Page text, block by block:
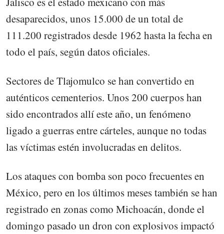
desaparecidos, unos 15.000 de un total de
111.200 registrados desde 1962 hasta la fecha en
todo el país, según datos oficiales.
Sectores de Tlajomulco se han convertido en
auténticos cementerios. Unos 200 cuerpos han
sido encontrados allí este año, un fenómeno
ligado a guerras entre cárteles, aunque no todas
las víctimas estén involucradas en delitos.
Los ataques con bomba son poco frecuentes en
México, pero en los últimos meses también se han
registrado en zonas como Michoacán, donde el
domingo pasado un dron con explosivos impactó